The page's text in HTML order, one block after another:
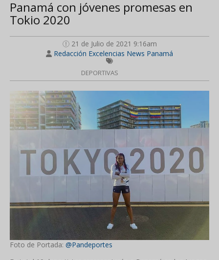
Panamá con jóvenes promesas en
Tokio 2020
21 de Julio de 2021 9:16am
Redacción Excelencias News Panamá
DEPORTIVAS
Foto de Portada: @Pandeportes